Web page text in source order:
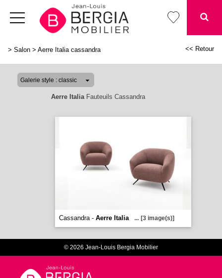
> Salon > Aerre Italia cassandra << Retour
Aerre ItaliaFauteuils Cassandra
Cassandra - Aerre Italia ... [3 image(s)]
© 2026 Jean-Louis Bergia Mobilier